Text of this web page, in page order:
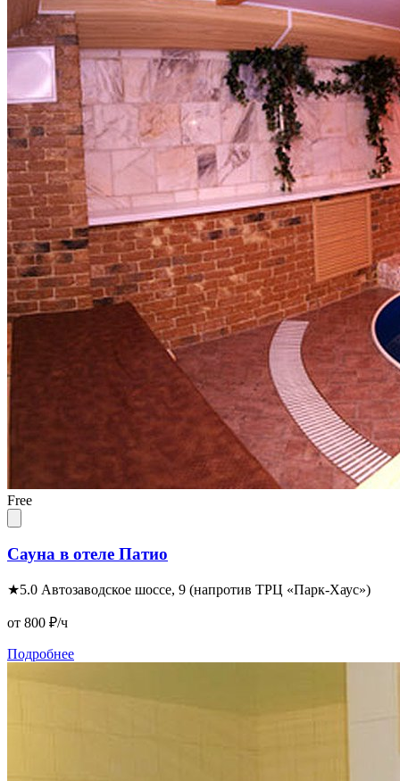
Free
Сауна в отеле Патио
★5.0 Автозаводское шоссе, 9 (напротив ТРЦ «Парк-Хаус»)
от 800 ₽/ч
Подробнее